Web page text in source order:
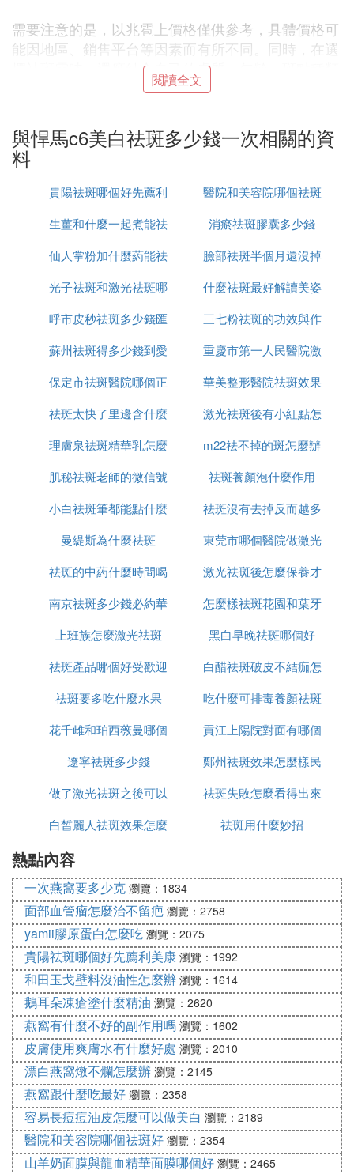
需要注意的是，以兆雹上價格僅供參考，具體價格可
能因地區、銷售平台等因素而有所不同。同時，在選
擇祛斑霜時，還應結合自己的膚質、年齡、斑點種類
和程度等因素進行綜合考慮，並根據產品說明和成分
Ⅲ 美白祛斑霜價格
斑點不是一天兩天形成的，可能是由於皮膚長期缺水
或者是長期在紫外線之下暴曬，而造成了斑點，又或
者是因為懷孕過程當中所產生。那麼祛斑也是一個比
較漫長的過程，一般來說美白祛斑霜價格都是比握臘
較昂貴的。購買不同品牌的美白祛斑霜，價格也不一
幾千塊錢甚至上萬塊錢呢。選擇使用美白祛斑霜既安
全，不用擔心皮膚會留下疤痕，堅持長期的使用，相
豐富的維生素c能夠去穩定你的肌膚，起到了凈化美
白的功效和作用能夠去阻止你皮膚裡面黑色素的生
成，並且還能夠淡化皮膚表面的黑色素。不斷的去淡
化雀皮沖黑色素，而且抑制黑色素的生成，那麼時間
家不要擁有耐心，做好長期做斗爭的准備。
Ⅳ 美白針多少錢一支,謝謝幫助！
一針美白針的價格並不固定，可能是1000元到3000
元左右，也可能是3000元到5000元左右。
美白針分為國產和進口，進口的美白針費用會比較
高，可能是在3000元到5000元左右。國產的美白針
費用還會受到其他因素影響，如所在城市的消費水
平，所選擇醫院的級別，醫生的等級等。
美白針不可以盲目注射，需要由專業醫生進行注射。
白針後，可能會維持半年到一年左右舉虛的時間。
Ⅳ 如果去美容院做美白，要怎麼做，需要
多少錢呢
美容院美白也分很多種，大類上分為面部美白和全身
美白，細分的話可以做美容針美白，也可以吃美白葯
美白，也可以做全身塗抹美白，排毒美白等，
目類型收費也不同，截至2020年3月，費用一般在30
00-6000元不等。
(5)悍馬c6美白祛斑多少錢一次擴展閱讀：
激光美白術的優勢：
激光美白之所以能夠得到大家的喜愛，這其實跟它的
優勢是分不開的，像素激光美白的優勢是比較多的，
使用像素激光美白非常明顯，不僅功能復合，而且低
副作用、低風險、高效能，種種優點讓它成為大眾喜
歡的激光美容技術。
激光技術實現了一機多能，融合了綜合嫩膚、去皺、
閱讀全文
與悍馬c6美白祛斑多少錢一次相關的資
料
貴陽祛斑哪個好先薦利
美康
醫院和美容院哪個祛斑
好
生薑和什麼一起煮能祛
斑
消瘀祛斑膠囊多少錢
仙人掌粉加什麼葯能祛
斑
臉部祛斑半個月還沒掉
痂怎麼辦
光子祛斑和激光祛斑哪
個更安全
什麼祛斑最好解讀美姿
爾
呼市皮秒祛斑多少錢匯
仁京美
三七粉祛斑的功效與作
用是什麼
蘇州祛斑得多少錢到愛
思特簡介
重慶市第一人民醫院激
光祛斑怎麼樣
保定市祛斑醫院哪個正
規
華美整形醫院祛斑效果
怎麼樣
祛斑太快了里邊含什麼
成分
激光祛斑後有小紅點怎
麼回事
理膚泉祛斑精華乳怎麼
用
m22祛不掉的斑怎麼辦
肌秘祛斑老師的微信號
是多少
祛斑養顏泡什麼作用
小白祛斑筆都能點什麼
祛斑沒有去掉反而越多
怎麼辦
曼緹斯為什麼祛斑
東莞市哪個醫院做激光
祛斑好
祛斑的中葯什麼時間喝
最好
激光祛斑後怎麼保養才
恢復的好
南京祛斑多少錢必約華
美n高效
怎麼樣祛斑花園和葉牙
上班族怎麼激光祛斑
黑白早晚祛斑哪個好
祛斑產品哪個好受歡迎
美姿爾
白醋祛斑破皮不結痂怎
麼辦
祛斑要多吃什麼水果
吃什麼可排毒養顏祛斑
花千雌和珀西薇曼哪個
祛斑好用
貢江上陽院對面有哪個
店可以祛斑
遼寧祛斑多少錢
鄭州祛斑效果怎麼樣民
眾聽過美萊
做了激光祛斑之後可以
吃什麼
祛斑失敗怎麼看得出來
白皙麗人祛斑效果怎麼
祛斑用什麼妙招
熱點內容
一次燕窩要多少克 瀏覽：1834
面部血管瘤怎麼治不留疤 瀏覽：2758
yamii膠原蛋白怎麼吃 瀏覽：2075
貴陽祛斑哪個好先薦利美康 瀏覽：1992
和田玉戈壁料沒油性怎麼辦 瀏覽：1614
鵝耳朵凍瘡塗什麼精油 瀏覽：2620
燕窩有什麼不好的副作用嗎 瀏覽：1602
皮膚使用爽膚水有什麼好處 瀏覽：2010
漂白燕窩燉不爛怎麼辦 瀏覽：2145
燕窩跟什麼吃最好 瀏覽：2358
容易長痘痘油皮怎麼可以做美白 瀏覽：2189
醫院和美容院哪個祛斑好 瀏覽：2354
山羊奶面膜與龍血精華面膜哪個好 瀏覽：2465